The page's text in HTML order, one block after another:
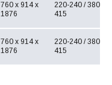
760 x 914 x
1876
220-240 / 380-
415
760 x 914 x
1876
220-240 / 380-
415